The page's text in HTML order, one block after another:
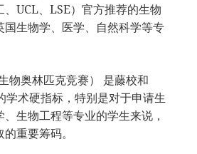
UCL、LSE）官方推荐的生物
国生物学、医学、自然科学等专
物奥林匹克竞赛） 是藤校和
学术硬指标，特别是对于申请生
生物工程等专业的学生来说，
重要筹码。